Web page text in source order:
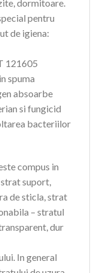
dormitoare.
pentru
de igiena:
121605
spuma
absoarbe
si fungicid
bacteriilor
compus in
suport,
de sticla, strat
– stratul
dur
In general